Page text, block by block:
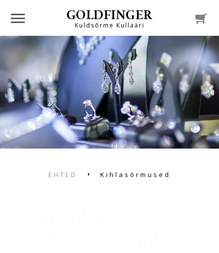
GOLDFINGER
Kuldsõrme Kullaäri

EHTED Kihlasõrmused